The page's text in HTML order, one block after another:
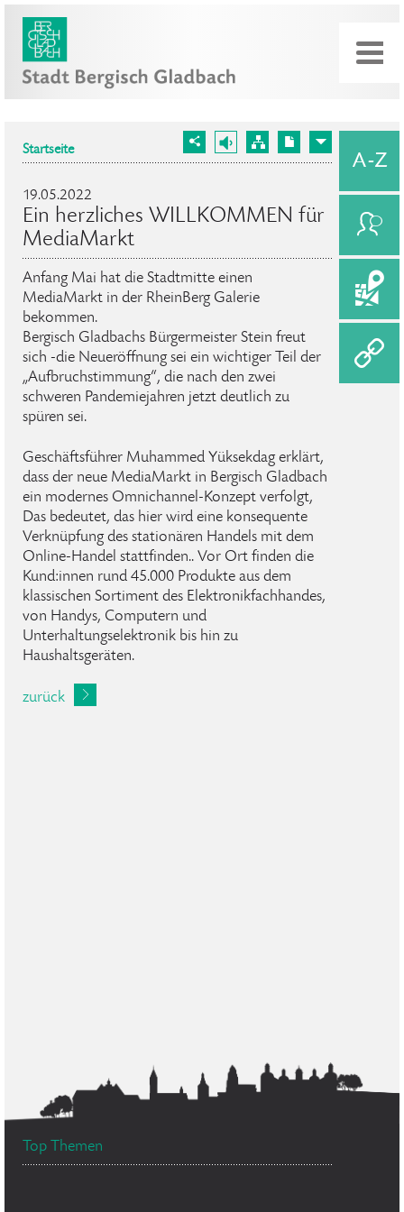
Startseite
19.05.2022
Ein herzliches WILLKOMMEN für
MediaMarkt
Anfang Mai hat die Stadtmitte einen
MediaMarkt in der RheinBerg Galerie
bekommen.
Bergisch Gladbachs Bürgermeister Stein freut
sich -die Neueröffnung sei ein wichtiger Teil der
„Aufbruchstimmung“, die nach den zwei
schweren Pandemiejahren jetzt deutlich zu
spüren sei.
Geschäftsführer Muhammed Yüksekdag erklärt,
dass der neue MediaMarkt in Bergisch Gladbach
ein modernes Omnichannel-Konzept verfolgt,
Das bedeutet, das hier wird eine konsequente
Verknüpfung des stationären Handels mit dem
Online-Handel stattfinden.. Vor Ort finden die
Kund:innen rund 45.000 Produkte aus dem
klassischen Sortiment des Elektronikfachhandes,
von Handys, Computern und
Unterhaltungselektronik bis hin zu
Haushaltsgeräten.
zurück
Top Themen